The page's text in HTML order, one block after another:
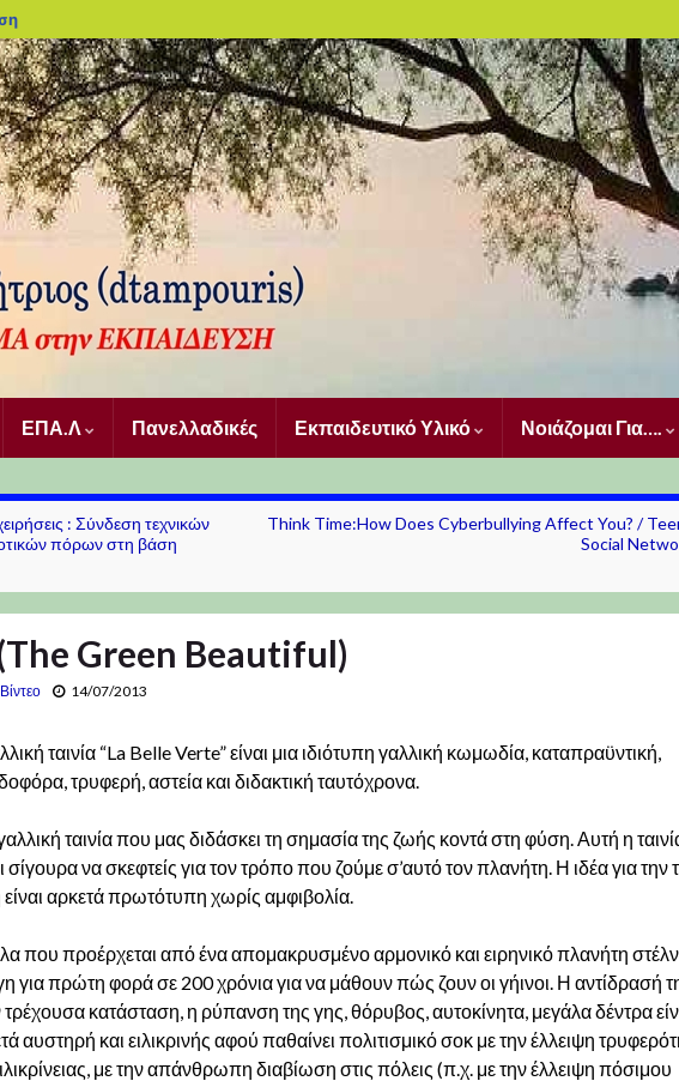
ΕΠΑ.Λ Πανελλαδικές Εκπαιδευτικό Υλικό Νοιάζομαι Για….
: Σύνδεση τεχνικών
πόρων στη βάση
Think Time:How Does Cyberbullying Affect You? /
Social
Green Beautiful)
14/07/2013
ταινία “La Belle Verte” είναι μια ιδιότυπη γαλλική κωμωδία, καταπραϋντική,
τρυφερή, αστεία και διδακτική ταυτόχρονα.
ταινία που μας διδάσκει τη σημασία της ζωής κοντά στη φύση. Αυτή η
σίγουρα να σκεφτείς για τον τρόπο που ζούμε σ’αυτό τον πλανήτη. Η ιδέα για την
είναι αρκετά πρωτότυπη χωρίς αμφιβολία.
που προέρχεται από ένα απομακρυσμένο αρμονικό και ειρηνικό πλανήτη
για πρώτη φορά σε 200 χρόνια για να μάθουν πώς ζουν οι γήινοι. Η αντίδρασή
τρέχουσα κατάσταση, η ρύπανση της γης, θόρυβος, αυτοκίνητα, μεγάλα δέντρα
αυστηρή και ειλικρινής αφού παθαίνει πολιτισμικό σοκ με την έλλειψη
με την απάνθρωπη διαβίωση στις πόλεις (π.χ. με την έλλειψη πόσιμου